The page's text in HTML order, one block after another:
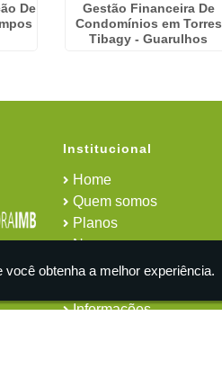
De
Gestão Financeira De
Condomínios em Torres
Tibagy - Guarulhos
Institucional
Home
Quem somos
Planos
News
Área do cliente
Informações
obtenha a melhor experiência.